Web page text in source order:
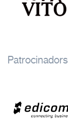
Patrocinadors